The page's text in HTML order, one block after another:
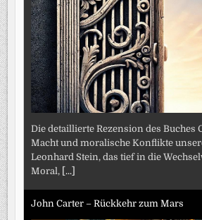
Die detaillierte Rezension des Buches
Macht und moralische Konflikte
Leonhard Stein, das tief in die
Moral,
[...]
John Carter – Rückkehr zum Mars